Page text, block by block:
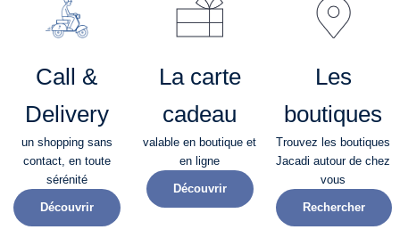
Call &
Delivery
un shopping sans
contact, en toute
sérénité​
Découvrir
La carte
cadeau
valable en boutique et
en ligne
Découvrir
Les
boutiques
Trouvez les boutiques
Jacadi autour de chez
vous
Rechercher